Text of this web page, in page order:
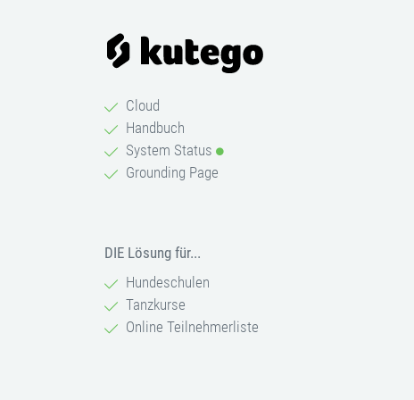
Cloud
Handbuch
System Status
Grounding Page
DIE Lösung für...
Hundeschulen
Tanzkurse
Online Teilnehmerliste